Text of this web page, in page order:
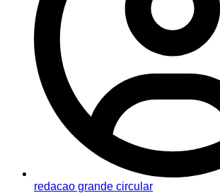
redacao grande circular